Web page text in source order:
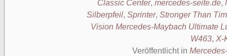
Classic Center, mercedes-seite.de,
Silberpfeil, Sprinter, Stronger Than
Vision Mercedes-Maybach Ultimate
W463, X-
Veröffentlicht in